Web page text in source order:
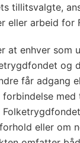
tillitsvalgte,
eller arbeid for
at enhver som
og
får adgang
med
eller om